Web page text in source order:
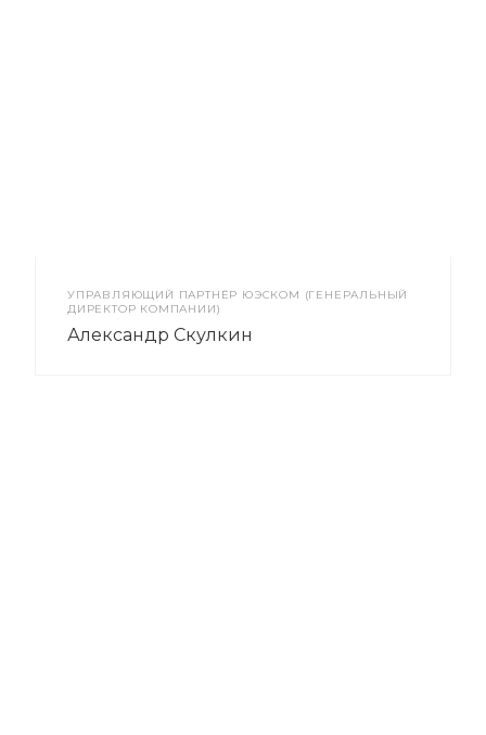
УПРАВЛЯЮЩИЙ ПАРТНЁР ЮЭСКОМ (ГЕНЕРАЛЬНЫЙ
ДИРЕКТОР КОМПАНИИ)
Александр Скулкин